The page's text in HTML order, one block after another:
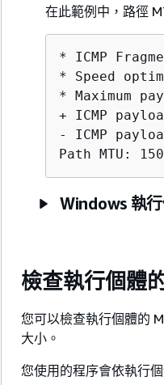
在此範例中，路徑
* ICMP
* Speed
* Maximum
+ ICMP
- ICMP
Path MTU:
Windows 執
檢查執行個體
您可以檢查執行個體的
大小。
您使用的程序會依執行